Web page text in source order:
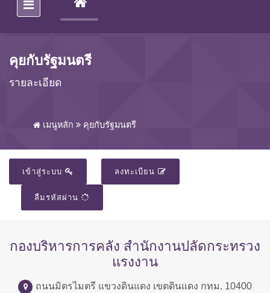
(CURRENT)
คุยกับรัฐมนตรี
รายละเอียด
เมนูหลัก คุยกับรัฐมนตรี
เข้าสู่ระบบ ลงทะเบียน
ลืมรหัสผ่าน
กองบริหารการคลัง สำนักงานปลัดกระทรวง
แรงงาน
ถนนมิตรไมตรี แขวงดินแดง เขตดินแดง กทม. 10400